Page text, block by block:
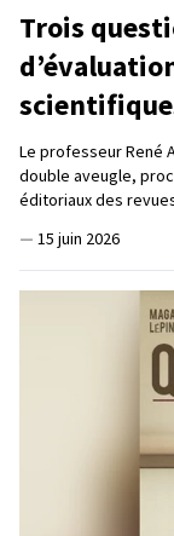
Trois
Le professeur René
double aveugle,
éditoriaux des
— 15 juin 2026